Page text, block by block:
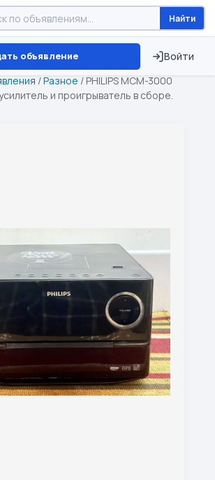
Найти
объявление Войти
Брест ⏱ ТОЛЬКО 15 ДНЕЙ
/Разное / PHILIPS MCM-3000
и проигрыватель в сборе.